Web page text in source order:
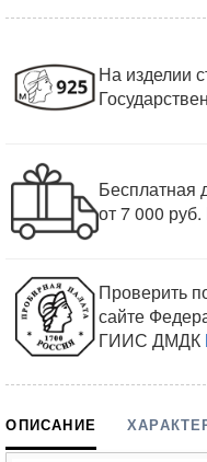
На изделии
Бесплатная
от 7 000 руб.
Проверить
сайте
ГИИС ДМДК
ОПИСАНИЕ